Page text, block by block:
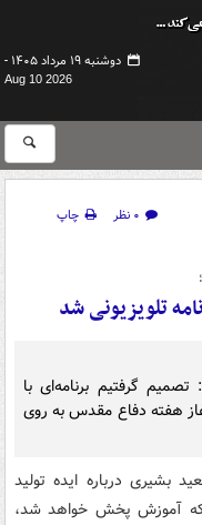
دوشنبه ۱۹ مرداد ۱۴۰۵ -
Aug 10 2026
۰ نظر
چاپ
تلویزیونی شد
گرفتیم برنامه‌ای با
هفته دفاع مقدس به روی
بشیری درباره ایده تولید
آموزش پخش خواهد شد،